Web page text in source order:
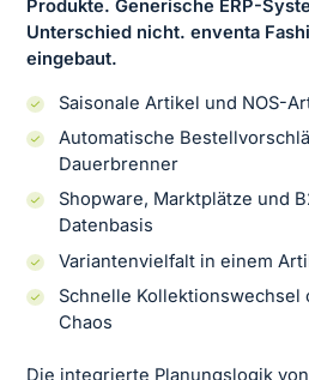
Produkte. Generische ERP-
Unterschied nicht. enventa
eingebaut.
Saisonale Artikel und NOS-
Automatische
Dauerbrenner
Shopware, Marktplätze und
Datenbasis
Variantenvielfalt in einem
Schnelle Kollektionswechsel
Chaos
Die integrierte Planungslogik